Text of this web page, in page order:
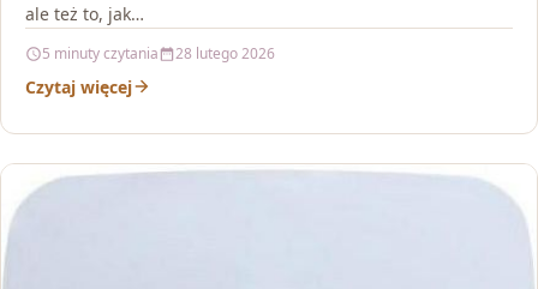
ale też to, jak…
5 minuty czytania 28 lutego 2026
Czytaj więcej